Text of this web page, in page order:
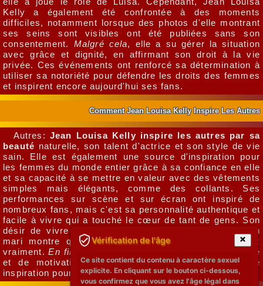
Kelly a également été confrontée à des moments
difficiles, notamment lorsque des photos d'elle montrant
ses seins sont visibles ont été publiées sans son
consentement. Malgré cela, elle a su gérer la situation
avec grâce et dignité, en affirmant son droit à la vie
privée. Ces événements ont renforcé sa détermination à
utiliser sa notoriété pour défendre les droits des femmes
et inspirent encore aujourd'hui ses fans.
Comment Jean Louisa Kelly Inspire Les Autres
Autres: Jean Louisa Kelly inspire les autres par sa
beauté naturelle, son talent d'actrice et son style de vie
sain. Elle est également une source d'inspiration pour
les femmes du monde entier grâce à sa confiance en elle
et sa capacité à se mettre en valeur avec des vêtements
simples mais élégants, comme des collants. Ses
performances sur scène et sur écran ont inspiré de
nombreux fans, mais c'est sa personnalité authentique et
facile à vivre qui a touché le cœur de tant de gens. Son
désir de vivre une vie saine avec ses enfants et son
mari montre que tout est possible si vous le voulez
vraiment.En fin de compte
, c'est cette aura de positivité
et de motivation qui fait de Jean Louisa Kelly une
inspiration pour tous.
Vérification de l'âge
Ce site contient du contenu à caractère sexuel
explicite. En cliquant sur le bouton ci-dessous,
vous confirmez que vous avez l'âge légal dans